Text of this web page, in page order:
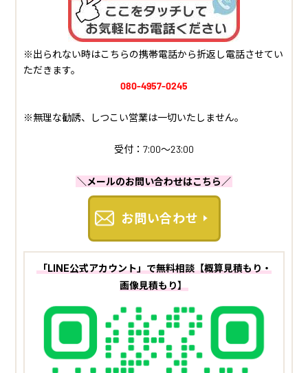
※出られない時はこちらの携帯電話から折返し電話させてい
ただきます。
080-4957-0245
※無理な勧誘、しつこい営業は一切いたしません。
受付：7:00～23:00
＼メールのお問い合わせはこちら／
お問い合わせ
「LINE公式アカウント」で無料相談【概算見積もり・
画像見積もり】